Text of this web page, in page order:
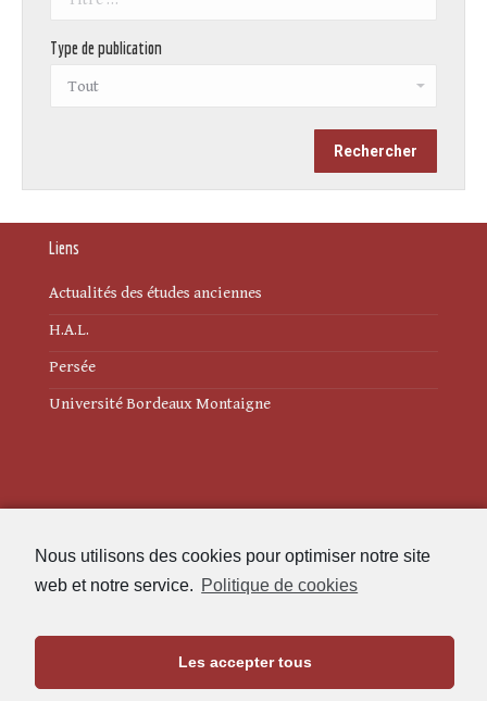
Nous utilisons des cookies pour optimiser notre site
web et notre service. Politique de cookies
Les accepter tous
Type de publication
Liens
Actualités des études anciennes
H.A.L.
Persée
Université Bordeaux Montaigne
Politique de cookies (UE)
Maison de l'Archéologie